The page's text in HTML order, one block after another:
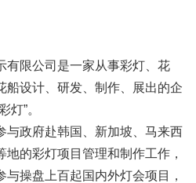
有限公司是一家从事彩灯、花
船设计、研发、制作、展出的企
灯”。
与政府赴韩国、新加坡、马来西
的彩灯项目管理和制作工作，
操盘上百起国内外灯会项目，